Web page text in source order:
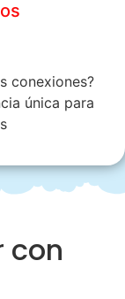
conexiones?
única para
con